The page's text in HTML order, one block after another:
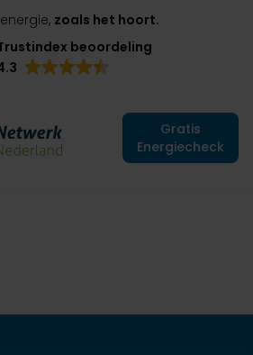
zoals het hoort.
beoordeling
Gratis
Energiecheck